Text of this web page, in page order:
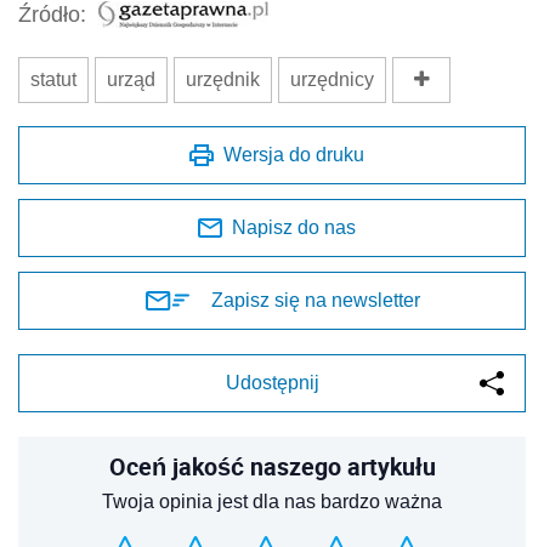
Źródło:
statut urząd urzędnik urzędnicy
Wersja do druku
Napisz do nas
Zapisz się na newsletter
Udostępnij
Oceń jakość naszego artykułu
Twoja opinia jest dla nas bardzo ważna